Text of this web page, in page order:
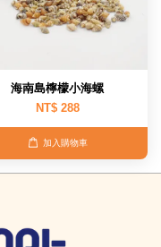
海南島檸檬小海螺
NT$ 288
加入購物車